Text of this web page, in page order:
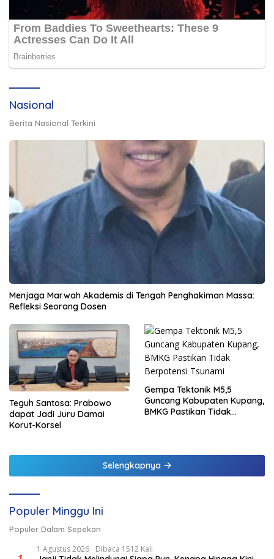
Nasional
Berita Nasional Terkini
Menjaga Marwah Akademis di Tengah Penghakiman Massa:
Refleksi Seorang Dosen
Teguh Santosa: Prabowo
dapat Jadi Juru Damai
Korut-Korsel
Gempa Tektonik M5,5
Guncang Kabupaten Kupang,
BMKG Pastikan Tidak
Selengkapnya
Populer Minggu Ini
Populer Dalam Sepekan
1 Agustus 2026 Dibaca 1512 Kali